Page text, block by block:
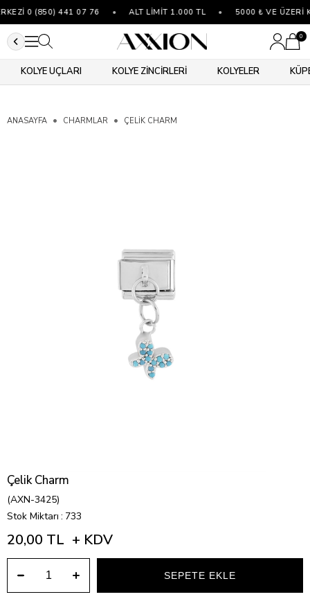
0 (850) 441 07 76 ALT LİMİT 1.000 TL 5000 ₺ VE ÜZERİ
0
KOLYE UÇLARI KOLYE ZİNCİRLERİ KOLYELER
ANASAYFA CHARMLAR ÇELIK CHARM
Çelik Charm
(AXN-3425)
Stok Miktarı : 733
20,00 TL + KDV